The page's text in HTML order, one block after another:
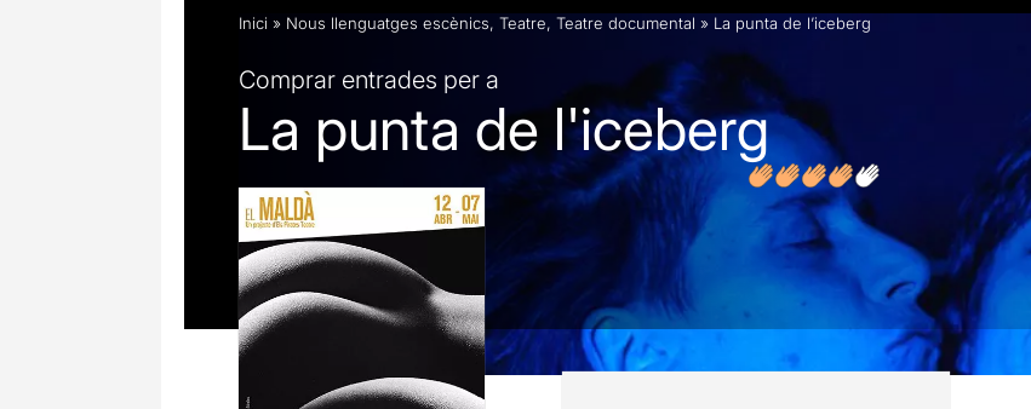
Inici » Nous llenguatges escènics, Teatre, Teatre documental » La punta de l’iceberg
Comprar entrades per a
La punta de l'iceberg